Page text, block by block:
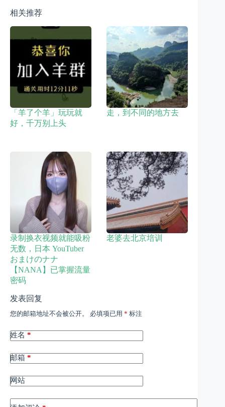
相关推荐
「羊了个羊」玩玩就
好，千万别上头
走，到不同的地方去
录制换衣视频就能吸粉
无数，日本 YouTuber
おまけのナナ
【NANA】已掌握流量
密码
老婆去北京培训
发表回复
您的邮箱地址不会被公开。 必填项已用 * 标注
姓名 *
邮箱 *
网站